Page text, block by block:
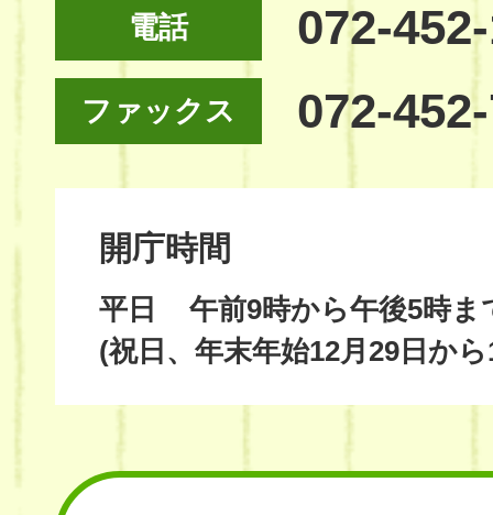
電話 072-
ファックス 072-
開庁時間
平日
午前9時から午後5時ま
(祝日、年末年始12月29日か